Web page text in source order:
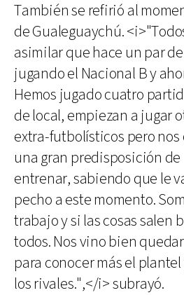
También se refirió al
de Gualeguaychú.
asimilar que hace un par
jugando el Nacional B y
Hemos jugado cuatro
de local, empiezan a jugar
extra-futbolísticos pero
una gran predisposición de
entrenar, sabiendo que le
pecho a este momento.
trabajo y si las cosas salen
todos. Nos vino bien
para conocer más el
los rivales.",</i> subrayó.